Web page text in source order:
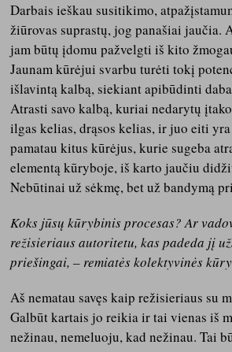
Darbais ieškau susitikimo,
žiūrovas suprastų, jog panašiai jaučia.
jam būtų įdomu pažvelgti iš kito
Jaunam kūrėjui svarbu turėti tokį
išlavintą kalbą, siekiant apibūdinti
Atrasti savo kalbą, kuriai nedarytų
ilgas kelias, drąsos kelias, ir juo eiti
pamatau kitus kūrėjus, kurie sugeba
elementą kūryboje, iš karto jaučiu
Nebūtinai už sėkmę, bet už bandymą
Koks jūsų kūrybinis procesas? Ar
režisieriaus autoritetu, kas padeda jį
priešingai, – remiatės kolektyvinės
Aš nematau savęs kaip režisieriaus su
Galbūt kartais jo reikia ir tai vienas iš
nežinau, nemeluoju, kad nežinau. Tai